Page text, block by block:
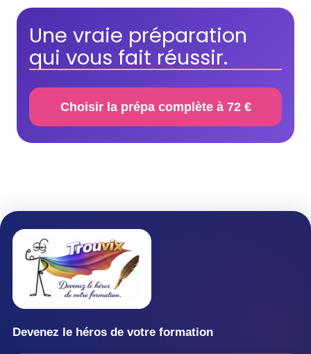
Une vraie préparation
qui vous fait réussir.
Choisir la prépa complète à 72 €
Devenez le héros de votre formation